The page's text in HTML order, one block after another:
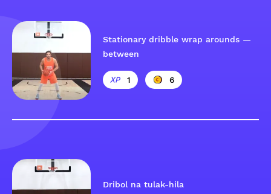
Stationary dribble wrap arounds —
between
1 6
Dribol na tulak-hila